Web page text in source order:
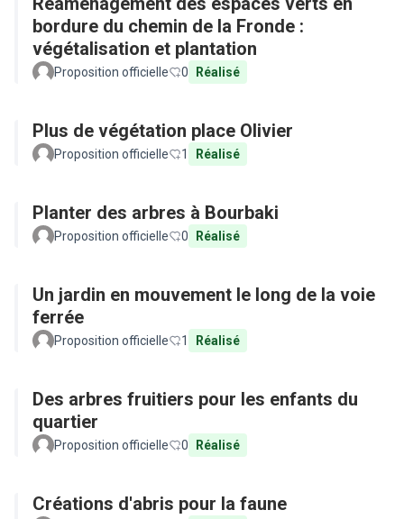
bordure du chemin de la Fronde :
végétalisation et plantation
Proposition officielle 0 Réalisé
Plus de végétation place Olivier
Proposition officielle 1 Réalisé
Planter des arbres à Bourbaki
Proposition officielle 0 Réalisé
Un jardin en mouvement le long de la voie
ferrée
Proposition officielle 1 Réalisé
Des arbres fruitiers pour les enfants du
quartier
Proposition officielle 0 Réalisé
Créations d'abris pour la faune